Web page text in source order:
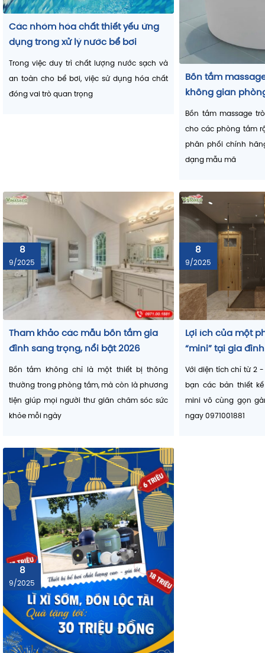
tránh vùng nước chết.
Phòng kỹ thuật bể bơi trường quốc tế Shattuck-St.
School Vietnam do Vinasaco lắp đặt
👉Lời khuyên:
Chọn máy bơm và bình lọc phù hợp dung tích hồ
điện năng và kéo dài tuổi thọ thiết bị.
Thiết bị xử lý nước– Giữ nước luôn an toàn và tinh khiết
Ngoài lọc cơ học, hồ bơi cần được xử lý hóa học và
bảo an toàn sức khỏe.
– Sử dụng muối tinh khiết tạo Clo tự nhiên, an
tiết kiệm hóa chất.
Thiết bị khử trùng bằng UV:
– Tiêu diệt vi khuẩn, vi sinh vật gây bệnh mà
mùi vị nước.
Máy bơm định lượng hóa chất :
– Tự động châm Clo, điều chỉnh pH, kiềm… giúp
và chính xác.
Hệ thống đo & điều khiển tự động:
– Giám sát các chỉ số pH, ORP, độ mặn, kết nối
xa.
Các nhóm hóa chất thiết yếu ứng
dụng trong xử lý nước bể bơi
Trong việc duy trì chất lượng nước sạch và
an toàn cho bể bơi, việc sử dụng hóa chất
đóng vai trò quan trọng
Bồn tắm
không gian
Bồn tắm massage
cho các phòng tắm
phân phối chính
dạng mẫu mã
8
9/2025
Tham khảo các mẫu bồn tắm gia
đình sang trọng, nổi bật 2026
Bồn tắm không chỉ là một thiết bị thông
thường trong phòng tắm, mà còn là phương
tiện giúp mọi người thư giãn chăm sóc sức
khỏe mỗi ngày
8
9/2025
Lợi ích của một
“mini” tại gia đình
Với diện tích chỉ từ 2
bạn các bản thiết
mini vô cùng gọn
ngay 0971001881
8
9/2025